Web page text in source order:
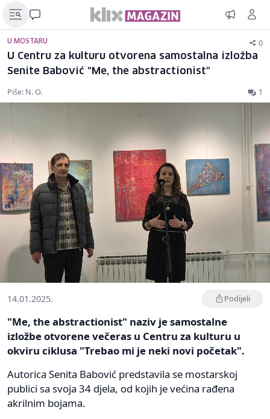
U MOSTARU 0
U Centru za kulturu otvorena samostalna izložba
Senite Babović "Me, the abstractionist"
Piše: N. O. 1
14.01.2025. Podijeli
"Me, the abstractionist" naziv je samostalne
izložbe otvorene večeras u Centru za kulturu u
okviru ciklusa "Trebao mi je neki novi početak".
Autorica Senita Babović predstavila se mostarskoj
publici sa svoja 34 djela, od kojih je većina rađena
akrilnim bojama.